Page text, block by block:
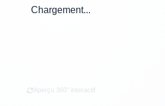
Chargement...
Aperçu 360° interactif